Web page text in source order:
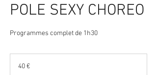
POLE SEXY CHOREO
Programmes complet de 1h30
40 €